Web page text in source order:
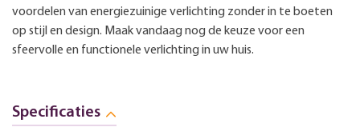
voordelen van energiezuinige verlichting zonder in te boeten
op stijl en design. Maak vandaag nog de keuze voor een
sfeervolle en functionele verlichting in uw huis.
Specificaties